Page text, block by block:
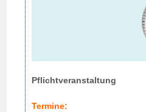
Pflichtveranstaltung
Termine: